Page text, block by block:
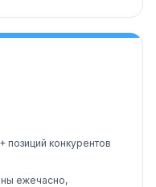
конкурентов
ежечасно,